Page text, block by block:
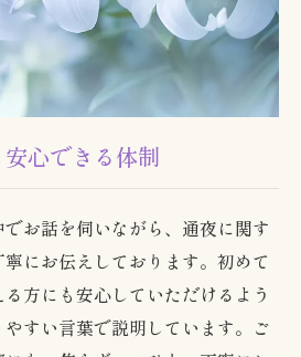
心できる体制
お話を伺いながら、通夜に関す
にお伝えしております。初めて
方にも安心していただけるよう
すい言葉で説明しています。ご